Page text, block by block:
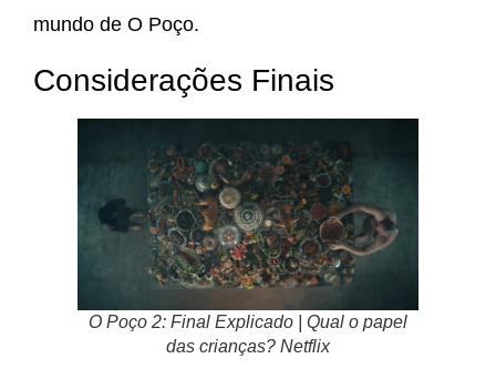
mundo de O Poço.
Considerações Finais
O Poço 2: Final Explicado | Qual o papel
das crianças? Netflix